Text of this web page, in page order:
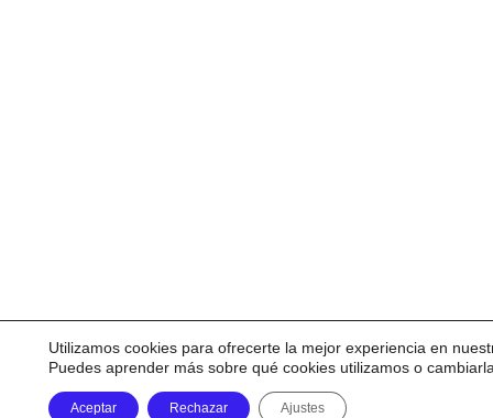
Utilizamos cookies para ofrecerte la mejor experiencia en
Puedes aprender más sobre qué cookies utilizamos o
Aceptar Rechazar Ajustes